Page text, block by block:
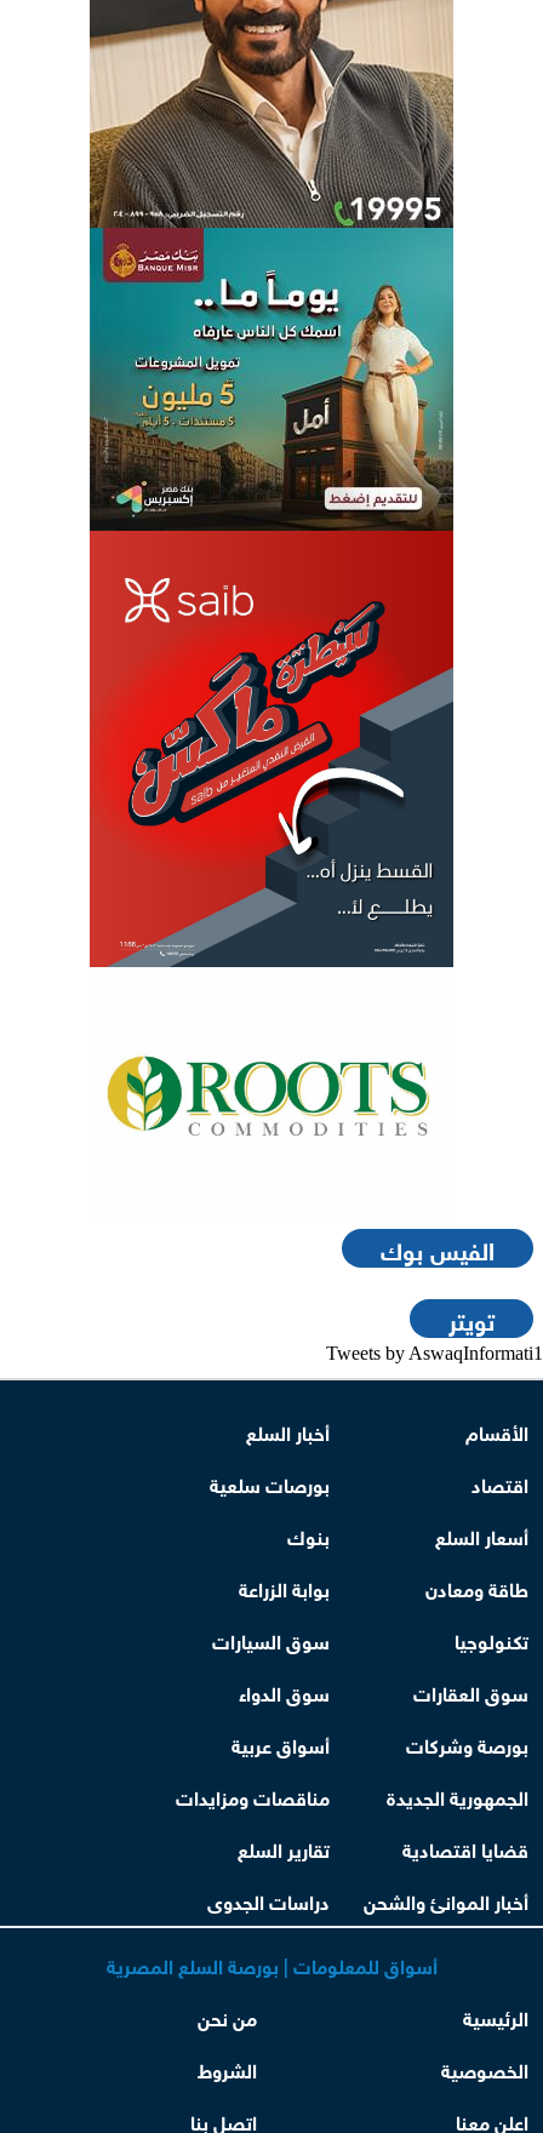
الفيس بوك
تويتر
Tweets by AswaqInformati1
الأقسام
أخبار السلع
اقتصاد
بورصات سلعية
أسعار السلع
بنوك
طاقة ومعادن
بوابة الزراعة
تكنولوجيا
سوق السيارات
سوق العقارات
سوق الدواء
بورصة وشركات
أسواق عربية
الجمهورية الجديدة
مناقصات ومزايدات
قضايا اقتصادية
تقارير السلع
أخبار الموانئ والشحن
دراسات الجدوى
أسواق للمعلومات | بورصة السلع المصرية
الرئيسية
من نحن
الخصوصية
الشروط
اعلن معنا
اتصل بنا